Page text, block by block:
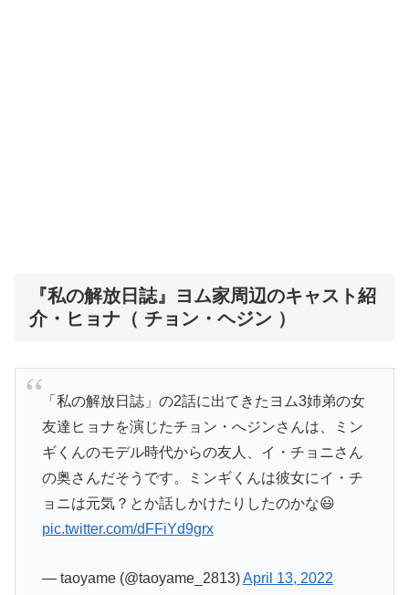
『私の解放日誌』ヨム家周辺のキャスト紹
介・ヒョナ（ チョン・ヘジン ）
「私の解放日誌」の2話に出てきたヨム3姉弟の女
友達ヒョナを演じたチョン・へジンさんは、ミン
ギくんのモデル時代からの友人、イ・チョニさん
の奥さんだそうです。ミンギくんは彼女にイ・チ
ョニは元気？とか話しかけたりしたのかな😃
pic.twitter.com/dFFiYd9grx
— taoyame (@taoyame_2813)April 13, 2022